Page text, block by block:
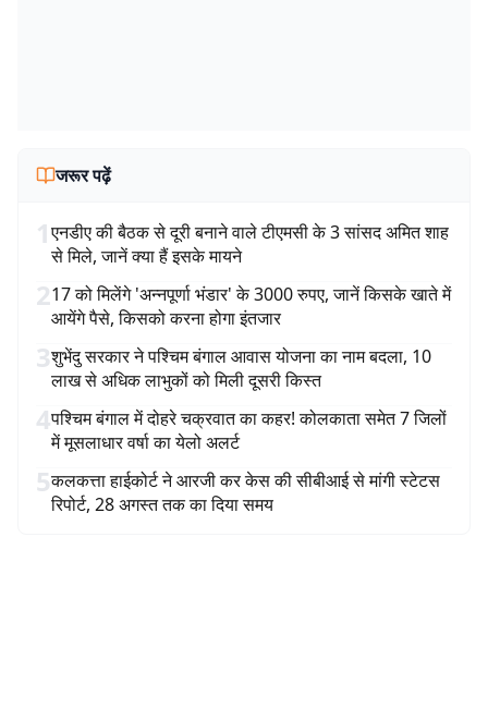
जरूर पढ़ें
1एनडीए की बैठक से दूरी बनाने वाले टीएमसी के 3 सांसद अमित शाह
से मिले, जानें क्या हैं इसके मायने
217 को मिलेंगे 'अन्नपूर्णा भंडार' के 3000 रुपए, जानें किसके खाते में
आयेंगे पैसे, किसको करना होगा इंतजार
3शुभेंदु सरकार ने पश्चिम बंगाल आवास योजना का नाम बदला, 10
लाख से अधिक लाभुकों को मिली दूसरी किस्त
4पश्चिम बंगाल में दोहरे चक्रवात का कहर! कोलकाता समेत 7 जिलों
में मूसलाधार वर्षा का येलो अलर्ट
5कलकत्ता हाईकोर्ट ने आरजी कर केस की सीबीआई से मांगी स्टेटस
रिपोर्ट, 28 अगस्त तक का दिया समय